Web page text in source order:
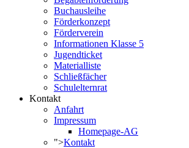
Buchausleihe
Förderkonzept
Förderverein
Informationen Klasse 5
Jugendticket
Materialliste
Schließfächer
Schulelternrat
Kontakt
Anfahrt
Impressum
Homepage-AG
">Kontakt